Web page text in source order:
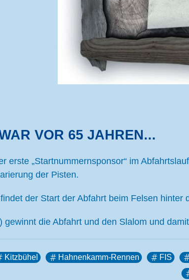
VOR 65 JAHREN...
erste „Startnummernsponsor“ im
der Pisten.
der Start der Abfahrt beim Felsen
gewinnt die Abfahrt und den Slalom und
Kitzbühel Hahnenkamm-Rennen FIS